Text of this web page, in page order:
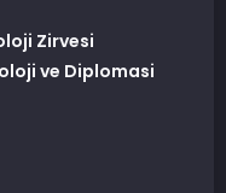
Zirvesi
ve Diplomasi